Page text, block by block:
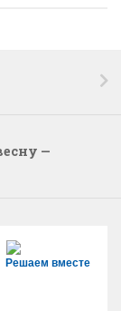
—
Решаем вместе